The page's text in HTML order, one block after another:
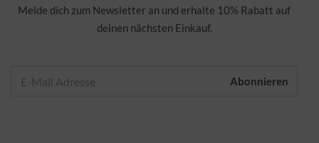
Melde dich zum Newsletter an und erhalte 10% Rabatt auf
deinen nächsten Einkauf.